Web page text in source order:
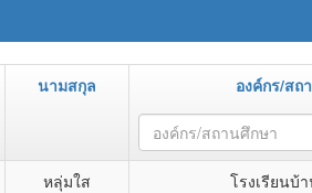
นามสกุล องค์กร/สถ
องค์กร/สถานศึกษา
หลุ่มใส โรงเรียนบ้